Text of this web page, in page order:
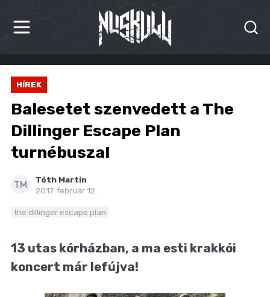
HÍREK
KRITIKÁK
BESZÁMOLÓK
INTERJÚK
PREMIEREK
BLOG
HÍREK
Balesetet szenvedett a The
Dillinger Escape Plan
turnébusza!
TM
Tóth Martin
2017. február 12.
the dillinger escape plan
13 utas kórházban, a ma esti krakkói
koncert már lefújva!